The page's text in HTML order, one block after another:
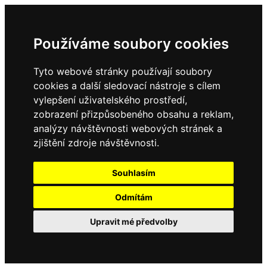
Používáme soubory cookies
Tyto webové stránky používají soubory
cookies a další sledovací nástroje s cílem
vylepšení uživatelského prostředí,
zobrazení přizpůsobeného obsahu a reklam,
analýzy návštěvnosti webových stránek a
zjištění zdroje návštěvnosti.
Souhlasím
Odmítám
Upravit mé předvolby